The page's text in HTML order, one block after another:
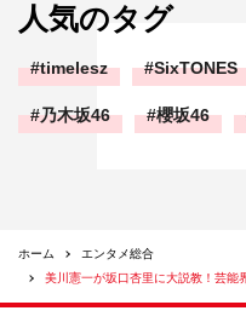
人気のタグ
timelesz SixTONES
乃木坂46 櫻坂46
ホーム
エンタメ総合
美川憲一が坂口杏里に大説教！芸能